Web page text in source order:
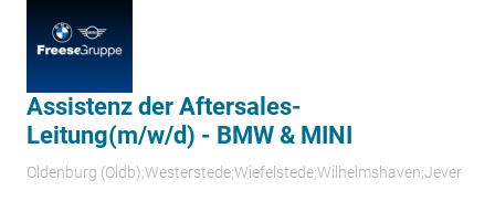
Assistenz der Aftersales-
Leitung(m/w/d) - BMW & MINI
Oldenburg (Oldb);Westerstede;Wiefelstede;Wilhelmshaven;Jever